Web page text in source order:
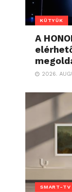
KÜTYÜK
A
2026.
SMART-TV